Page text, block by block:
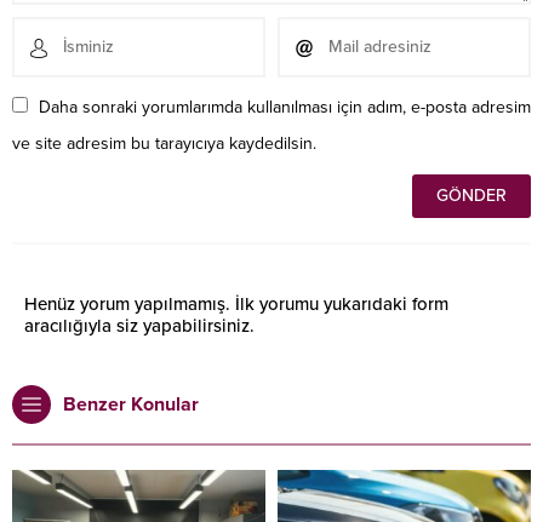
Daha sonraki yorumlarımda kullanılması için adım, e-posta adresim
ve site adresim bu tarayıcıya kaydedilsin.
Henüz yorum yapılmamış. İlk yorumu yukarıdaki form
aracılığıyla siz yapabilirsiniz.
Benzer Konular